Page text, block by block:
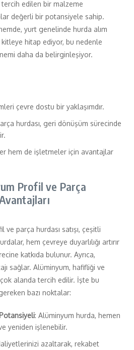
tercih edilen bir malzeme
değerli bir potansiyele sahip.
yurt genelinde hurda alım
hitap ediyor, bu nedenle
daha da belirginleşiyor.
çevre dostu bir yaklaşımdır.
hurdası, geri dönüşüm sürecinde
hem de işletmeler için avantajlar
Profil ve Parça
ve parça hurdası satışı, çeşitli
hem çevreye duyarlılığı artırır
katkıda bulunur. Ayrıca,
sağlar. Alüminyum, hafifliği ve
alanda tercih edilir. İşte bu
bazı noktalar:
: Alüminyum hurda, hemen
yeniden işlenebilir.
azaltarak, rekabet